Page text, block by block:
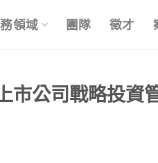
領域 團隊 徵才
市公司戰略投資